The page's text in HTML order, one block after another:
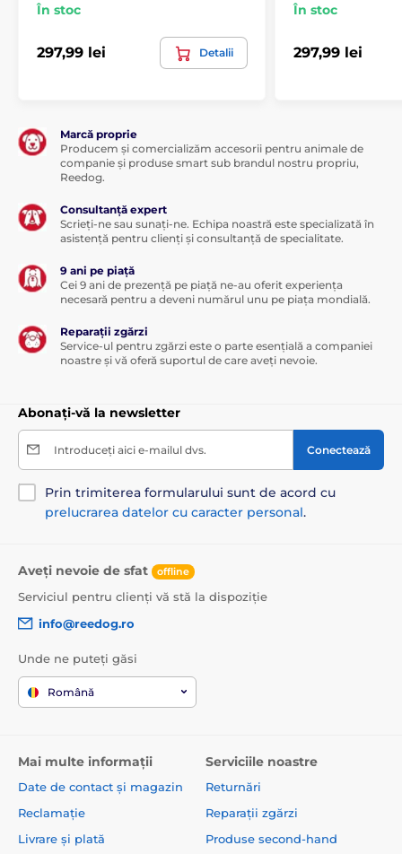
În stoc
297,99 lei Detalii
În stoc
297,99 lei
Marcă proprie
Producem și comercializăm accesorii pentru animale de
companie și produse smart sub brandul nostru propriu,
Reedog.
Consultanță expert
Scrieți-ne sau sunați-ne. Echipa noastră este specializată în
asistență pentru clienți și consultanță de specialitate.
9 ani pe piață
Cei 9 ani de prezență pe piață ne-au oferit experiența
necesară pentru a deveni numărul unu pe piața mondială.
Reparații zgărzi
Service-ul pentru zgărzi este o parte esențială a companiei
noastre și vă oferă suportul de care aveți nevoie.
Abonați-vă la newsletter
Introduceți aici e-mailul dvs. Conectează
Prin trimiterea formularului sunt de acord cu
prelucrarea datelor cu caracter personal.
Aveți nevoie de sfat offline
Serviciul pentru clienți vă stă la dispoziție
info@reedog.ro
Unde ne puteți găsi
Română
Mai multe informații
Date de contact și magazin
Reclamație
Livrare și plată
Serviciile noastre
Returnări
Reparații zgărzi
Produse second-hand